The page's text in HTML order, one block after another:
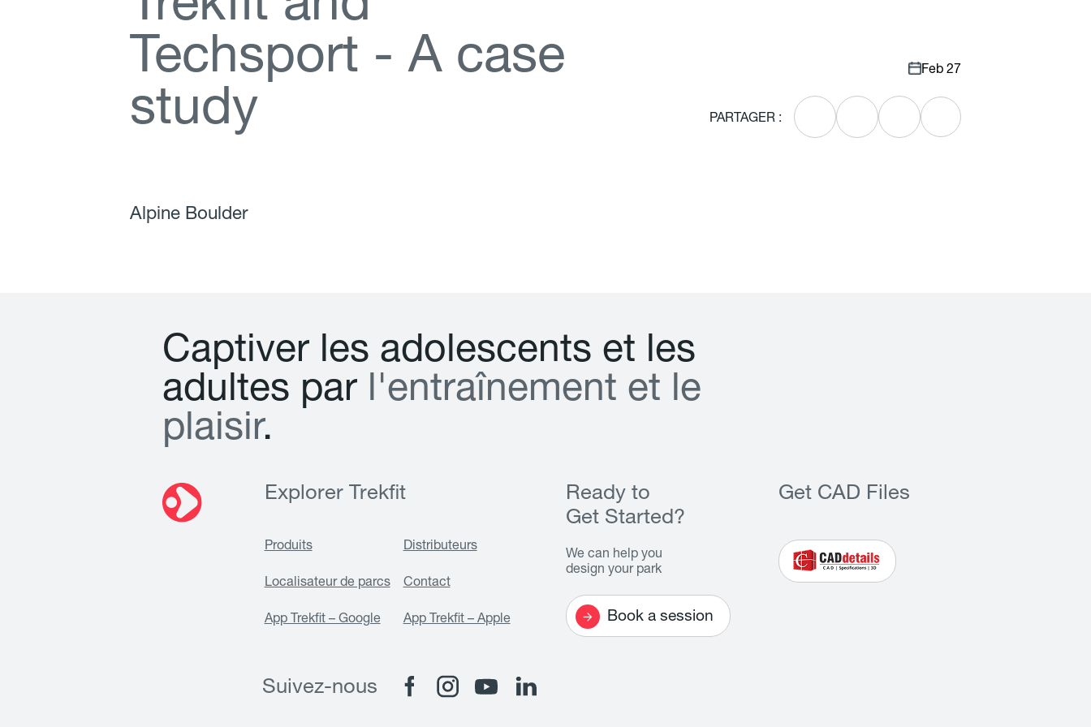
Techsport - A case
study
Feb 27
PARTAGER :
Alpine Boulder
Captiver les adolescents et les
adultes par l'entraînement et le
plaisir.
Explorer Trekfit
Produits Distributeurs
Localisateur de parcs Contact
App Trekfit – Google App Trekfit – Apple
Ready to
Get Started?
We can help you
design your park
Book a session
Get CAD Files
Suivez-nous